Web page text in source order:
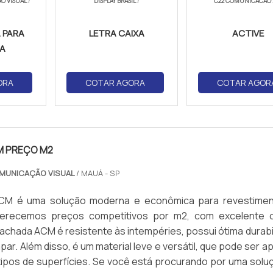
de cores e texturas para adequar à identidade visual da
NO PARANÁ
– Profissionais que compreendem melhor as demandas do
climáticas.
DO PARANÁ
para atrair clientes em cidades como Curitiba, Londrina e
elegantes e duráveis para áreas externas.
LETRA CAIXA
COTAR AGORA
ACTIVE
COTAR
PREÇO M2
VISUAL/ MAUÁ - SP
é uma solução moderna e econômica para
preços competitivos por m2, com excelente
ACM é resistente às intempéries, possui ótima
Além disso, é um material leve e versátil, que pode ser
de superfícies. Se você está procurando por uma